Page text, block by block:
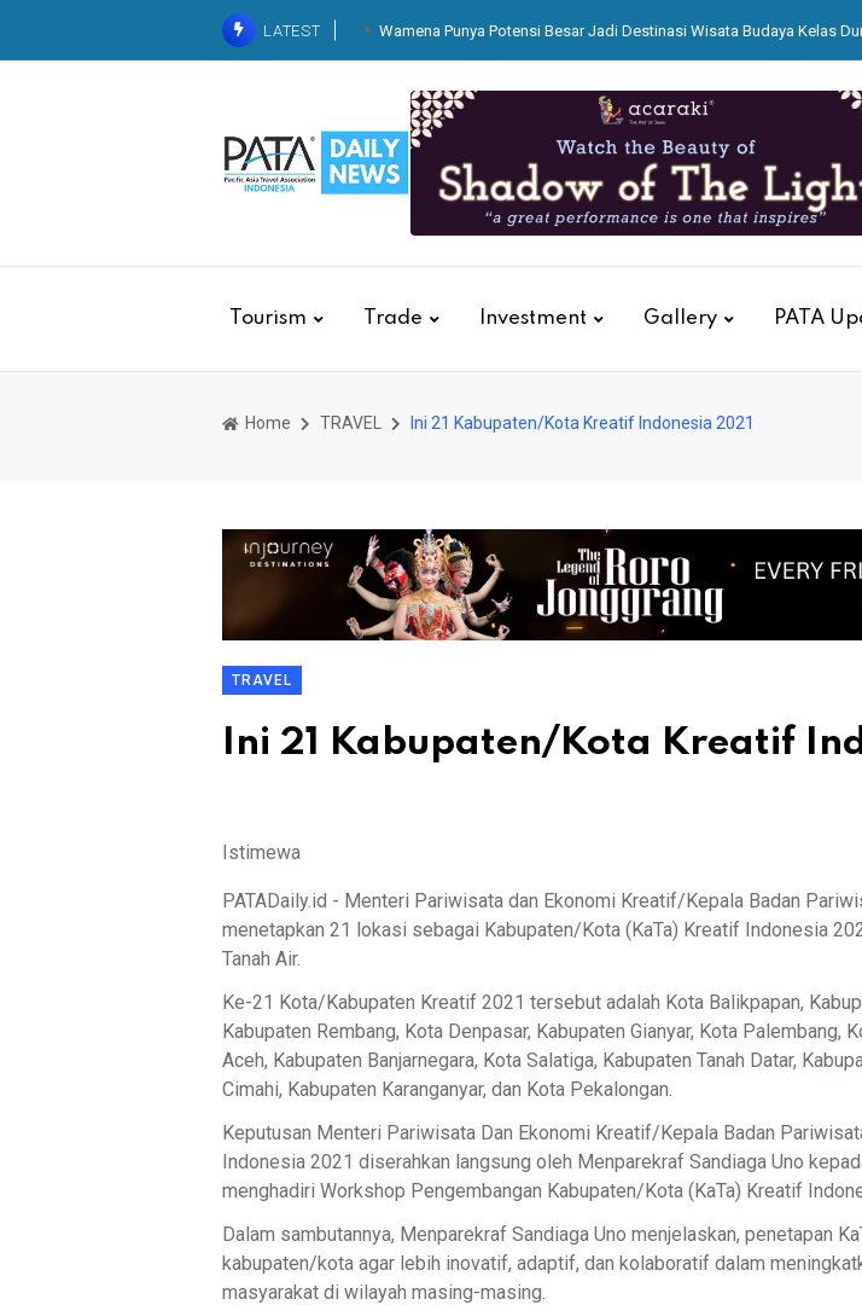
LATEST Wamena Punya Potensi Besar Jadi Destinasi Wisata Budaya Kelas
Dari Balik Dapur Pegawai Bagian Produksi Bekerja Menyiapkan Sajian di
Kereta
Belajar Aksara Nusantara di Acaraki
Tingkatkan Standarisasi Kualitas Pelayanan, KAI Services Gelar Training
Basic Hospitality untuk Petugas Luxury Lounge
Tourism Trade Investment Gallery PATA
Home TRAVEL Ini 21 Kabupaten/Kota Kreatif Indonesia 2021
TRAVEL
Ini 21 Kabupaten/Kota Kreatif
Istimewa
PATADaily.id - Menteri Pariwisata dan Ekonomi Kreatif/Kepala Badan
menetapkan 21 lokasi sebagai Kabupaten/Kota (KaTa) Kreatif Indonesia
Tanah Air.
Ke-21 Kota/Kabupaten Kreatif 2021 tersebut adalah Kota Balikpapan,
Kabupaten Rembang, Kota Denpasar, Kabupaten Gianyar, Kota Palembang,
Aceh, Kabupaten Banjarnegara, Kota Salatiga, Kabupaten Tanah Datar,
Cimahi, Kabupaten Karanganyar, dan Kota Pekalongan.
Keputusan Menteri Pariwisata Dan Ekonomi Kreatif/Kepala Badan
Indonesia 2021 diserahkan langsung oleh Menparekraf Sandiaga Uno
menghadiri Workshop Pengembangan Kabupaten/Kota (KaTa) Kreatif
Dalam sambutannya, Menparekraf Sandiaga Uno menjelaskan, penetapan
kabupaten/kota agar lebih inovatif, adaptif, dan kolaboratif dalam
masyarakat di wilayah masing-masing.